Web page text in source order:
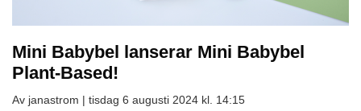
Mini Babybel lanserar Mini Babybel
Plant-Based!
Av janastrom | tisdag 6 augusti 2024 kl. 14:15